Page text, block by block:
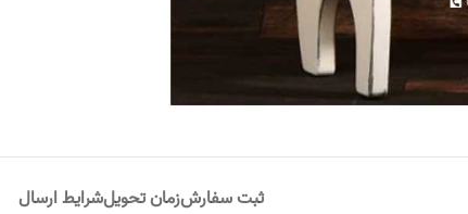
ثبت سفارشزمان تحویلشرایط ارسال